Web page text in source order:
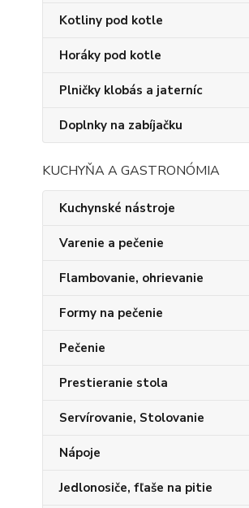
Kotliny pod kotle
Horáky pod kotle
Plničky klobás a jaterníc
Doplnky na zabíjačku
KUCHYŇA A GASTRONÓMIA
Kuchynské nástroje
Varenie a pečenie
Flambovanie, ohrievanie
Formy na pečenie
Pečenie
Prestieranie stola
Servírovanie, Stolovanie
Nápoje
Jedlonosiče, fľaše na pitie